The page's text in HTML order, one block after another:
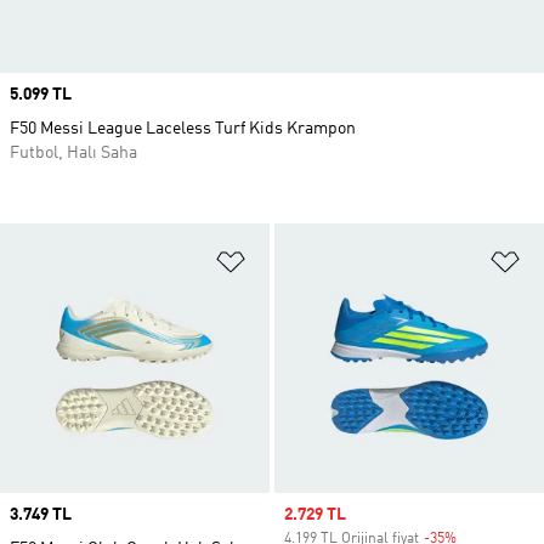
Price
3.749 TL
Sale price
2.729 TL
4.199 TL Orijinal fiyat -35%
Price
5.099 TL
F50 Messi League Laceless Turf Kids Krampon
Futbol, Halı Saha